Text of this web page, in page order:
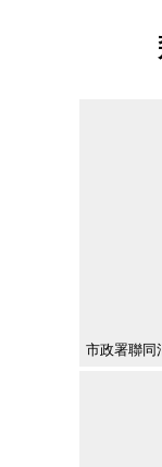
市政署聯同